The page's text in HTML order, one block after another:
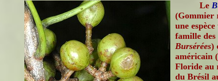
Le
(Gommier
une
famille des
Bursérées)
américain
Floride au
du Brésil